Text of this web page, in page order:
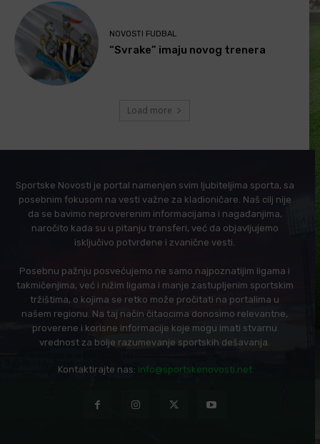
NOVOSTI FUDBAL
“Svrake” imaju novog trenera
Load more
Sportske Novosti je portal namenjen svim ljubiteljima sporta, sa
posebnim fokusom na vesti važne za kladioničare. Naš cilj nije
da se bavimo neproverenim informacijama i nagađanjima,
naročito kada su u pitanju transferi, već da objavljujemo
isključivo potvrđene i zvanične vesti.
Posebnu pažnju posvećujemo ne samo najpoznatijim ligama i
takmičenjima, već i nižim ligama i manje zastupljenim sportskim
tržištima, o kojima se retko može pročitati na portalima u
našem regionu. Na taj način čitaocima donosimo relevantne,
proverene i korisne informacije koje mogu imati stvarnu
vrednost za bolje razumevanje sportskih dešavanja.
Kontaktirajte nas: info@sportskenovosti.net